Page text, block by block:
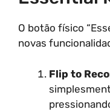
O botão físico
novas
Flip to